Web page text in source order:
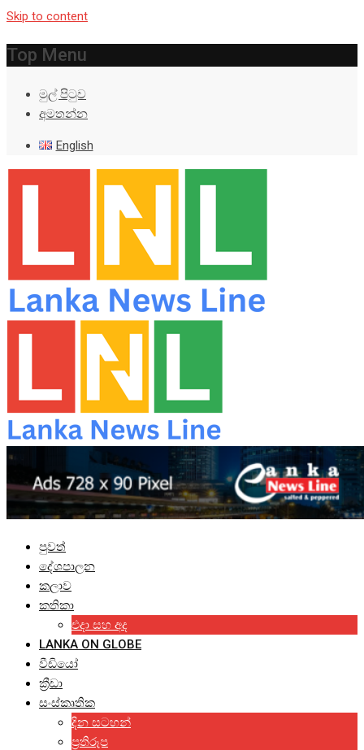
Skip to content
Top Menu
මුල් පිටුව
අමතන්න
English
පුවත්
දේශපාලන
කලාව
කතිකා
එදා සහ අද
LANKA ON GLOBE
වීඩියෝ
ක්‍රීඩා
සංස්කෘතික
දින සටහන්
ප්‍රතිරූප